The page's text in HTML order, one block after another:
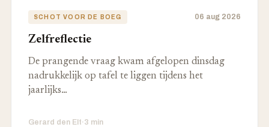
SCHOT VOOR DE BOEG 06 aug 2026
Zelfreflectie
De prangende vraag kwam afgelopen dinsdag
nadrukkelijk op tafel te liggen tijdens het
jaarlijks…
Gerard den Elt·3 min